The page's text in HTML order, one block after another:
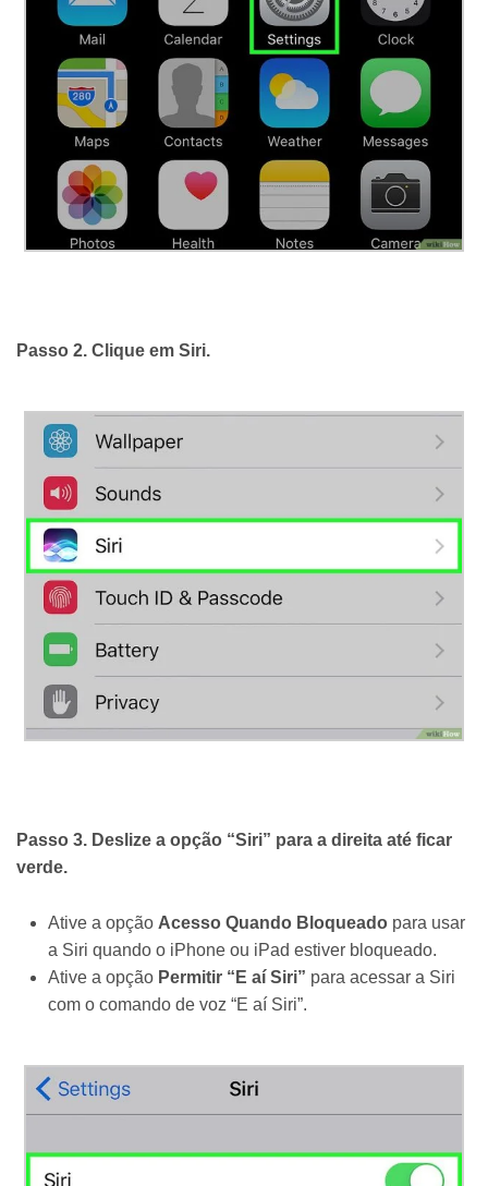
Passo 2. Clique em Siri.
Passo 3. Deslize a opção “Siri” para a direita até ficar
verde.
Ative a opção Acesso Quando Bloqueadopara usar
a Siri quando o iPhone ou iPad estiver bloqueado.
Ative a opção Permitir “E aí Siri” para acessar a Siri
com o comando de voz “E aí Siri”.